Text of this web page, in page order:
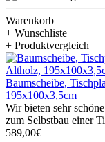
Warenkorb
+ Wunschliste
+ Produktvergleich
Baumscheibe,
195x100x3,5cm
Wir bieten sehr
zum Selbstbau einer
589,00€